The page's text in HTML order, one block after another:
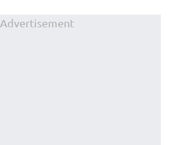
Advertisement